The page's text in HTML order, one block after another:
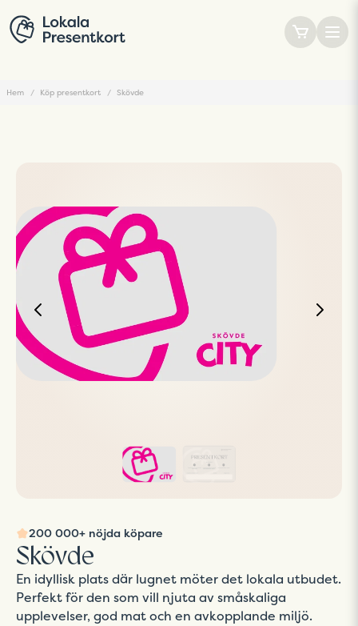
Hem Köp presentkort Skövde
200 000+ nöjda köpare
Skövde
En idyllisk plats där lugnet möter det lokala utbudet.
Perfekt för den som vill njuta av småskaliga
upplevelser, god mat och en avkopplande miljö.